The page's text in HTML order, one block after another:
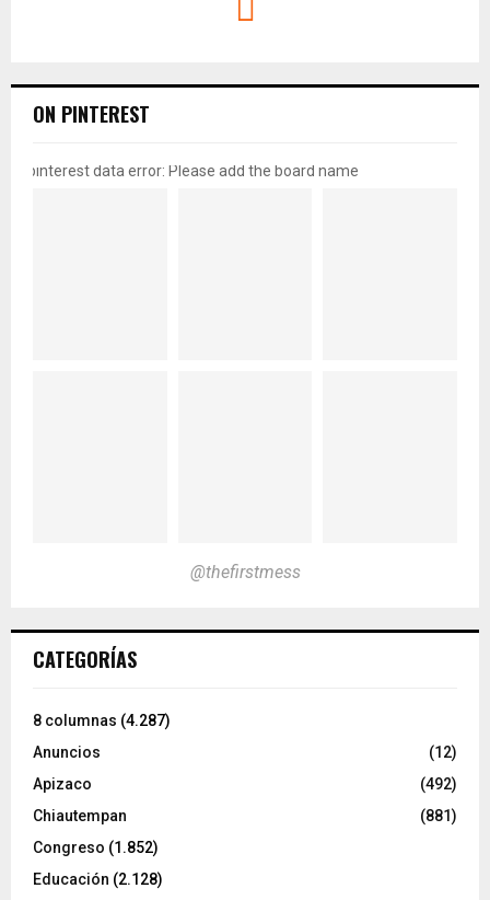
ON PINTEREST
pinterest data error: Please add the board name
@thefirstmess
CATEGORÍAS
8 columnas (4.287)
Anuncios
(12)
Apizaco
(492)
Chiautempan
(881)
Congreso (1.852)
Educación (2.128)